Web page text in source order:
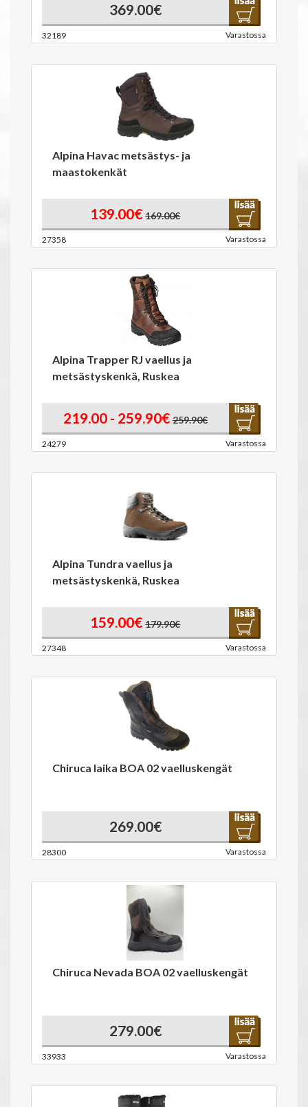
369.00€
32189 Varastossa
Alpina Havac metsästys- ja
maastokenkät
139.00€ 169.00€
27358 Varastossa
Alpina Trapper RJ vaellus ja
metsästyskenkä, Ruskea
219.00 - 259.90€ 259.90€
24279 Varastossa
Alpina Tundra vaellus ja
metsästyskenkä, Ruskea
159.00€ 179.90€
27348 Varastossa
Chiruca laika BOA 02 vaelluskengät
269.00€
28300 Varastossa
Chiruca Nevada BOA 02 vaelluskengät
279.00€
33933 Varastossa